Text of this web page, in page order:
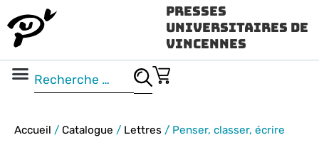
Presses
Universitaires de
Vincennes
Accueil / Catalogue / Lettres / Penser, classer, écrire